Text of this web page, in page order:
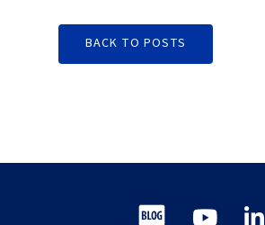
BACK TO POSTS
Blog